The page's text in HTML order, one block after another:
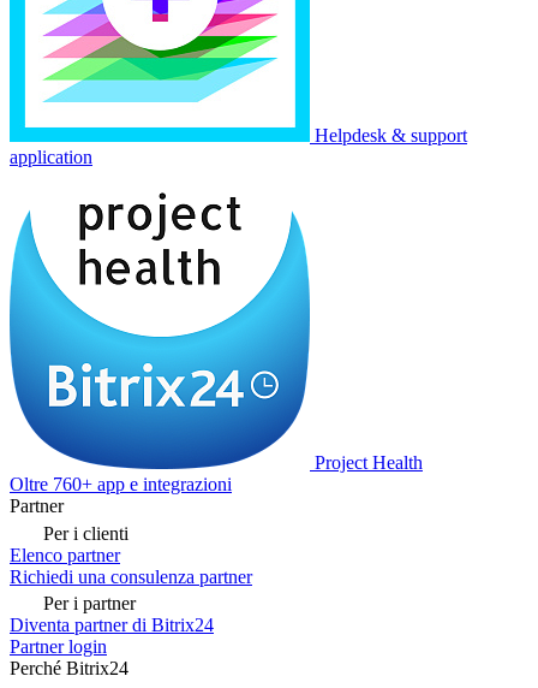
Helpdesk & support
application
Project Health
Oltre 760+ app e integrazioni
Partner
Per i clienti
Elenco partner
Richiedi una consulenza partner
Per i partner
Diventa partner di Bitrix24
Partner login
Perché Bitrix24